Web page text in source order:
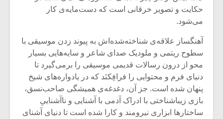
حکایت و تصویر خرقانی است که دست‌مایه‌ی کار
می‌شود.
آهنگساز علاقه‌ی شناخته‌شده‌اش به پیوند زدن موسیقی با
سطوح ریتمی و ملودیک صدای شاعر و سایه‌هایی بسیار
محو از درون رسالات قدیمی موسیقی را برمی‌گیرد تا
دنیای فرم و محتوایی را فرافِکنَد که در یادواره‌های شیخ
پنهان شده است. جز آن، دغدغه‌ی همیشگی صاحب‌نسق،
بازی زیباشناختی با ادراک آدمی با آشنایی و ناآشناییِ
ساختارها ابزاری نیرومند و کارا شده است تا دنیای آشنای
متن فیلم «متری
اگر نمی توانی
مشهورترین باشی،
بدنام ترین باش
سکانسی
موسیقی